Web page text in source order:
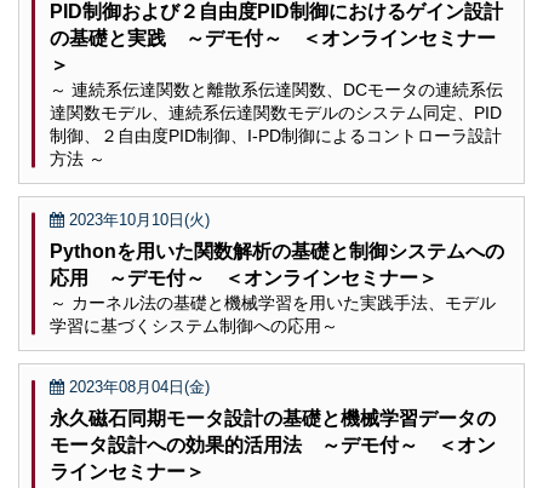
PID制御および２自由度PID制御におけるゲイン設計
の基礎と実践 ～デモ付～ ＜オンラインセミナー
＞
～ 連続系伝達関数と離散系伝達関数、DCモータの連続系伝
達関数モデル、連続系伝達関数モデルのシステム同定、PID
制御、２自由度PID制御、I-PD制御によるコントローラ設計
方法 ～
2023年10月10日(火)
Pythonを用いた関数解析の基礎と制御システムへの
応用 ～デモ付～ ＜オンラインセミナー＞
～ カーネル法の基礎と機械学習を用いた実践手法、モデル
学習に基づくシステム制御への応用～
2023年08月04日(金)
永久磁石同期モータ設計の基礎と機械学習データの
モータ設計への効果的活用法 ～デモ付～ ＜オン
ラインセミナー＞